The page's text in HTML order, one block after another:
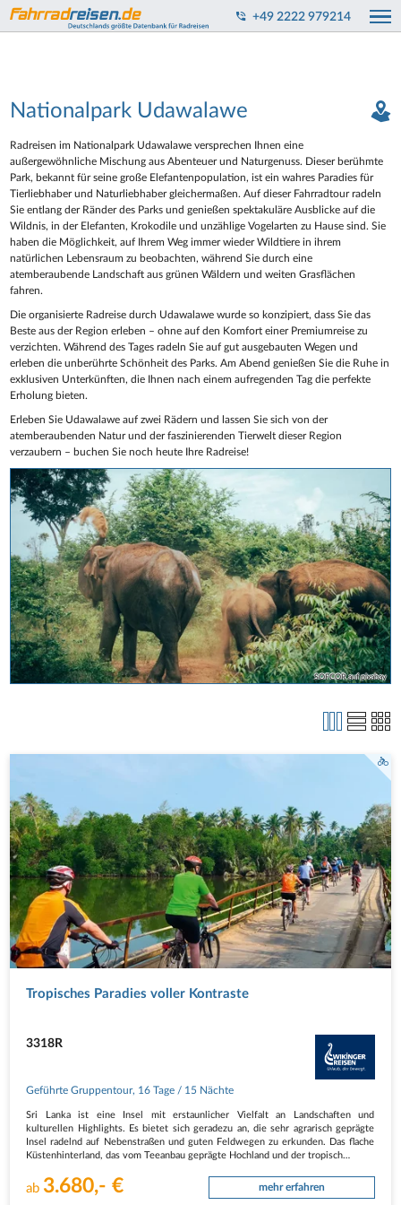
+49 2222 979214
SOFCOR auf pixabay
Nationalpark Udawalawe
Radreisen im Nationalpark Udawalawe versprechen Ihnen eine
außergewöhnliche Mischung aus Abenteuer und Naturgenuss. Dieser berühmte
Park, bekannt für seine große Elefantenpopulation, ist ein wahres Paradies für
Tierliebhaber und Naturliebhaber gleichermaßen. Auf dieser Fahrradtour radeln
Sie entlang der Ränder des Parks und genießen spektakuläre Ausblicke auf die
Wildnis, in der Elefanten, Krokodile und unzählige Vogelarten zu Hause sind. Sie
haben die Möglichkeit, auf Ihrem Weg immer wieder Wildtiere in ihrem
natürlichen Lebensraum zu beobachten, während Sie durch eine
atemberaubende Landschaft aus grünen Wäldern und weiten Grasflächen
fahren.
Die organisierte Radreise durch Udawalawe wurde so konzipiert, dass Sie das
Beste aus der Region erleben – ohne auf den Komfort einer Premiumreise zu
verzichten. Während des Tages radeln Sie auf gut ausgebauten Wegen und
erleben die unberührte Schönheit des Parks. Am Abend genießen Sie die Ruhe in
exklusiven Unterkünften, die Ihnen nach einem aufregenden Tag die perfekte
Erholung bieten.
Erleben Sie Udawalawe auf zwei Rädern und lassen Sie sich von der
atemberaubenden Natur und der faszinierenden Tierwelt dieser Region
verzaubern – buchen Sie noch heute Ihre Radreise!
Tropisches Paradies voller Kontraste
3318R
Geführte Gruppentour, 16 Tage / 15 Nächte
Sri Lanka ist eine Insel mit erstaunlicher Vielfalt an Landschaften und
kulturellen Highlights. Es bietet sich geradezu an, die sehr agrarisch geprägte
Insel radelnd auf Nebenstraßen und guten Feldwegen zu erkunden. Das flache
Küstenhinterland, das vom Teeanbau geprägte Hochland und der tropisch…
ab 3.680,- € mehr erfahren